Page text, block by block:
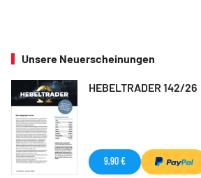
Unsere Neuerscheinungen
HEBELTRADER 142/26
9,90 €